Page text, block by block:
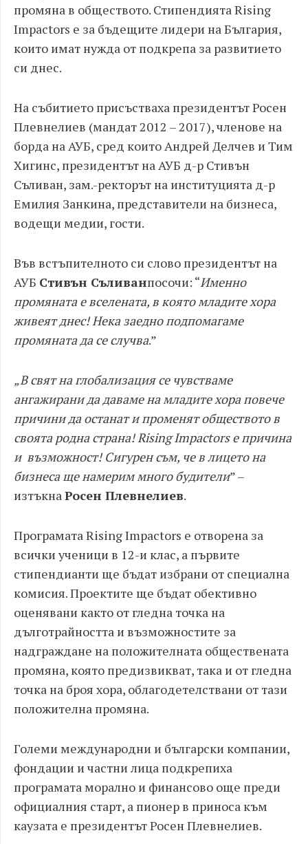
промяна в обществото. Стипендията Rising
Impactors е за бъдещите лидери на България,
които имат нужда от подкрепа за развитието
си днес.
На събитието присъстваха президентът Росен
Плевнелиев (мандат 2012 – 2017), членове на
борда на АУБ, сред които Андрей Делчев и Тим
Хигинс, президентът на АУБ д-р Стивън
Съливан, зам.-ректорът на институцията д-р
Емилия Занкина, представители на бизнеса,
водещи медии, гости.
Във встъпителното си слово президентът на
АУБ Стивън Съливанпосочи: “Именно
промяната е вселената, в която младите хора
живеят днес! Нека заедно подпомагаме
промяната да се случва.”
„В свят на глобализация се чувстваме
ангажирани да даваме на младите хора повече
причини да останат и променят обществото в
своята родна страна! Rising Impactors е причина
и възможност! Сигурен съм, че в лицето на
бизнеса ще намерим много будители” –
изтъкна Росен Плевнелиев.
Програмата Rising Impactors е отворена за
всички ученици в 12-и клас, а първите
стипендианти ще бъдат избрани от специална
комисия. Проектите ще бъдат обективно
оценявани както от гледна точка на
дълготрайността и възможностите за
надграждане на положителната обществената
промяна, която предизвикват, така и от гледна
точка на броя хора, облагодетелствани от тази
положителна промяна.
Големи международни и български компании,
фондации и частни лица подкрепиха
програмата морално и финансово още преди
официалния старт, а пионер в приноса към
каузата е президентът Росен Плевнелиев.